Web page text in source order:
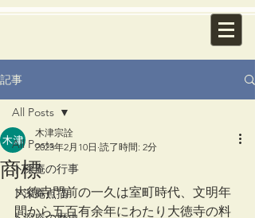
記事
All Posts
卜深庵の行事
卜深庵点描
All Posts
商標
木津宗詮
2023年2月10日 読了時間: 2分
大徳寺門前の一久は室町時代、文明年
間から五百有余年にわたり大徳寺の料